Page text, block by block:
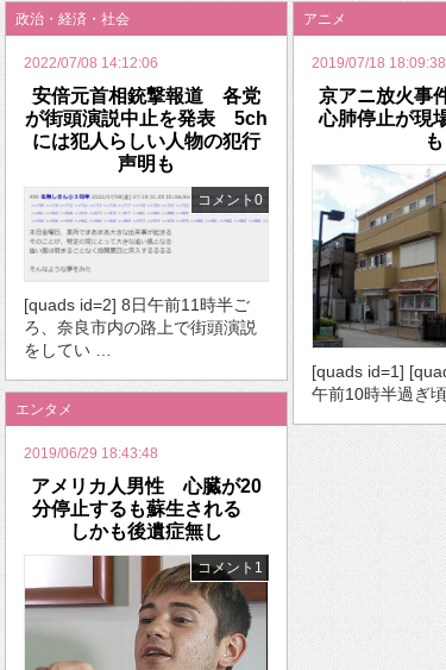
政治・経済・社会
2022/07/08 14:12:06
安倍元首相銃撃報道 各党
が街頭演説中止を発表 5ch
には犯人らしい人物の犯行
声明も
コメント0
[quads id=2] 8日午前11時半ご
ろ、奈良市内の路上で街頭演説
をしてい …
アニメ
2019/07/18 18:09:38
京アニ放火事
心肺停止が現
も
[quads id=1]
午前10時半過ぎ
エンタメ
2019/06/29 18:43:48
アメリカ人男性 心臓が20
分停止するも蘇生される
しかも後遺症無し
コメント1